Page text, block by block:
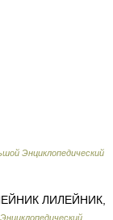
Энциклопедический
ЛИЛЕЙНИК,
Энциклопедический